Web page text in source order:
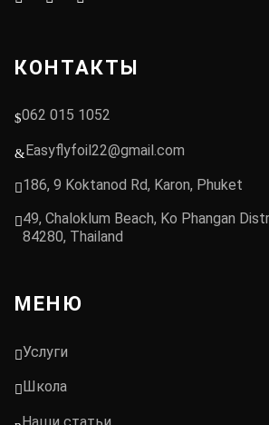
КОНТАКТЫ
062 015 1052
Easyflyfoil22@gmail.com
186, 9 Koktanod Rd, Karon, Phuket
49, Chaloklum Beach, Ko Phangan
84280, Thailand
МЕНЮ
Услуги
Школа